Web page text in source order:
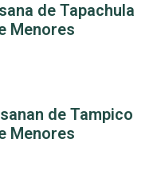
de Tapachula
Menores
de Tampico
Menores